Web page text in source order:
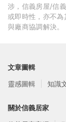
涉，信義房屋/信
或即時性，亦不
與廠商協調解決。
文章圖輯
靈感圖輯
知識
關於信義居家